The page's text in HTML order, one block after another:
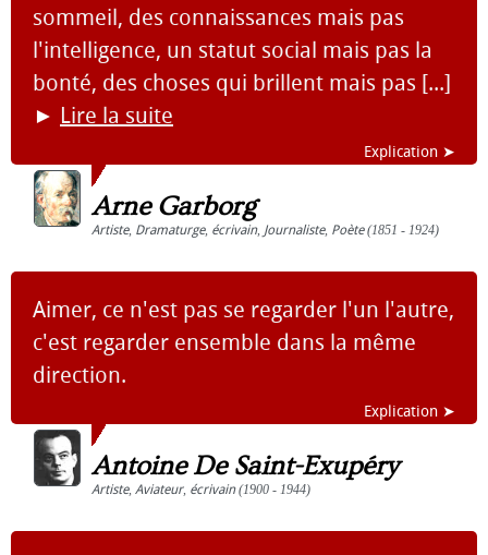
sommeil, des connaissances mais pas
l'intelligence, un statut social mais pas la
bonté, des choses qui brillent mais pas [...]
► Lire la suite
Explication ➤
Arne Garborg
Artiste, Dramaturge, écrivain, Journaliste, Poète(1851 - 1924)
Aimer, ce n'est pas se regarder l'un l'autre,
c'est regarder ensemble dans la même
direction.
Explication ➤
Antoine De Saint-Exupéry
Artiste, Aviateur, écrivain(1900 - 1944)